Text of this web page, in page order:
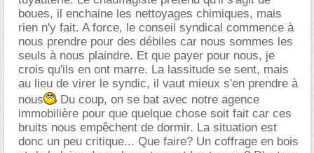
boues, il enchaine les nettoyages chimiques, mais
rien n'y fait. A force, le conseil syndical commence à
nous prendre pour des débiles car nous sommes les
seuls à nous plaindre. Et que payer pour nous, je
crois qu'ils en ont marre. La lassitude se sent, mais
au lieu de virer le syndic, il vaut mieux s'en prendre à
nous
Du coup, on se bat avec notre agence
immobilière pour que quelque chose soit fait car ces
bruits nous empêchent de dormir. La situation est
donc un peu critique... Que faire? Un coffrage en bois